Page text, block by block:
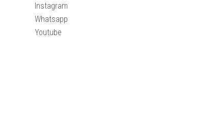
Instagram
Whatsapp
Youtube